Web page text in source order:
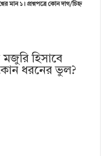
মান ১। প্রশ্নপত্রে কোন দাগ/চিহ্ন
মজুরি হিসাবে
ধরনের ভুল?